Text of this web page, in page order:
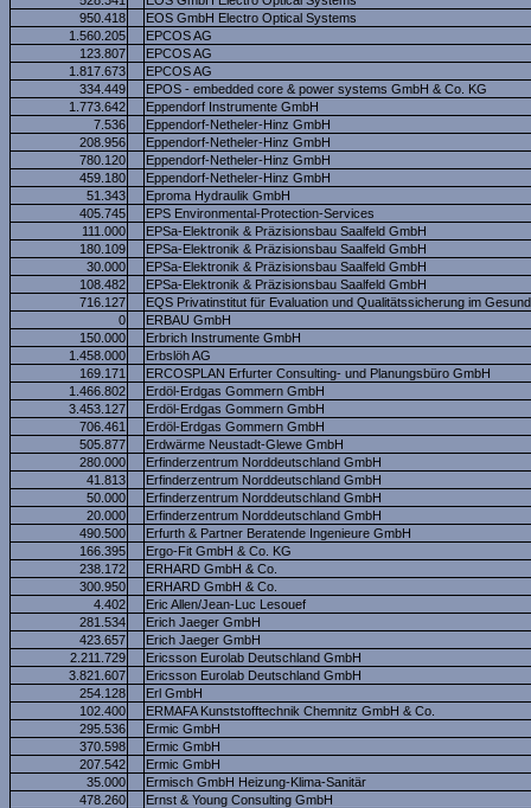
950.418
EOS GmbH Electro Optical Systems
1.560.205
EPCOS AG
123.807
EPCOS AG
1.817.673
EPCOS AG
334.449
EPOS - embedded core & power systems GmbH & Co. KG
1.773.642
Eppendorf Instrumente GmbH
7.536
Eppendorf-Netheler-Hinz GmbH
208.956
Eppendorf-Netheler-Hinz GmbH
780.120
Eppendorf-Netheler-Hinz GmbH
459.180
Eppendorf-Netheler-Hinz GmbH
51.343
Eproma Hydraulik GmbH
405.745
EPS Environmental-Protection-Services
111.000
EPSa-Elektronik & Präzisionsbau Saalfeld GmbH
180.109
EPSa-Elektronik & Präzisionsbau Saalfeld GmbH
30.000
EPSa-Elektronik & Präzisionsbau Saalfeld GmbH
108.482
EPSa-Elektronik & Präzisionsbau Saalfeld GmbH
716.127
EQS Privatinstitut für Evaluation und Qualitätssicherung im
0
ERBAU GmbH
150.000
Erbrich Instrumente GmbH
1.458.000
Erbslöh AG
169.171
ERCOSPLAN Erfurter Consulting- und Planungsbüro GmbH
1.466.802
Erdöl-Erdgas Gommern GmbH
3.453.127
Erdöl-Erdgas Gommern GmbH
706.461
Erdöl-Erdgas Gommern GmbH
505.877
Erdwärme Neustadt-Glewe GmbH
280.000
Erfinderzentrum Norddeutschland GmbH
41.813
Erfinderzentrum Norddeutschland GmbH
50.000
Erfinderzentrum Norddeutschland GmbH
20.000
Erfinderzentrum Norddeutschland GmbH
490.500
Erfurth & Partner Beratende Ingenieure GmbH
166.395
Ergo-Fit GmbH & Co. KG
238.172
ERHARD GmbH & Co.
300.950
ERHARD GmbH & Co.
4.402
Eric Allen/Jean-Luc Lesouef
281.534
Erich Jaeger GmbH
423.657
Erich Jaeger GmbH
2.211.729
Ericsson Eurolab Deutschland GmbH
3.821.607
Ericsson Eurolab Deutschland GmbH
254.128
Erl GmbH
102.400
ERMAFA Kunststofftechnik Chemnitz GmbH & Co.
295.536
Ermic GmbH
370.598
Ermic GmbH
207.542
Ermic GmbH
35.000
Ermisch GmbH Heizung-Klima-Sanitär
478.260
Ernst & Young Consulting GmbH